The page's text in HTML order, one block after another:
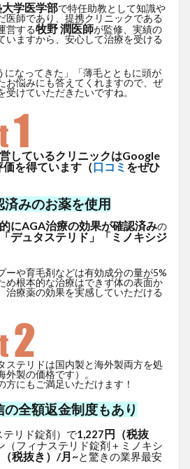
学医学部で特任助教として知識や
医師であり、提携クリニックである
営する牧野 潤医師が監修、実績の
いますから、安心して治療を受ける
になってきた」「薄毛とともに頭が
お悩みにも答えてくれますので、ぜ
けていただきたいですね。
しているクリニックはGoogle
を得ています（口コミ をぜひ
みのお薬を使用
にAGA治療の効果が確認済みの
デュタステリド」「ミノキシジ
ーや育毛剤などは有効成分の量が5%
め根本的な治療はできず体の表面か
治療薬の効果を実感していただける
ステリドは国内製と海外製両方を処
製の価格です）。
方にもご満足いただけます！
全額返金制度もあり
リド錠剤）で1,227円（税抜
（フィナステリド錠剤＋ミノキシ
税抜き）/月~と驚きの業界最安